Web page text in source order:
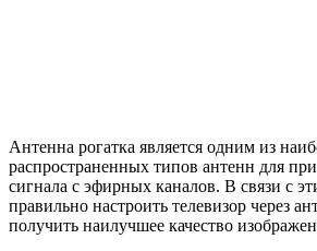
Антенна рогатка является одним из
распространенных типов антенн для
сигнала с эфирных каналов. В связи с
правильно настроить телевизор через
получить наилучшее качество